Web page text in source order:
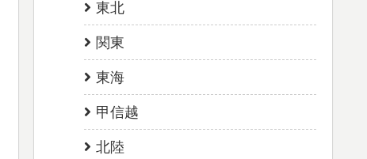
東北
関東
東海
甲信越
北陸